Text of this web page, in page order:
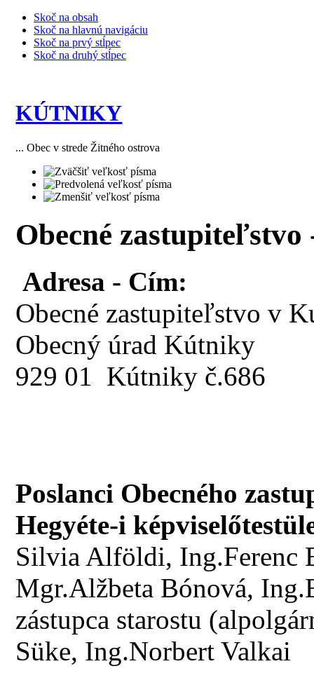
Skoč na obsah
Skoč na hlavnú navigáciu
Skoč na prvý stĺpec
Skoč na druhý stĺpec
KÚTNIKY
... Obec v strede Žitného ostrova
Obecné
Adresa - Cím:
Obecné zastupiteľstvo v
Obecný úrad Kútniky
929 01 Kútniky č.686
Poslanci Obecného
Hegyéte-i
Silvia Alföldi, Ing.Ferenc
Mgr.Alžbeta Bónová,
zástupca starostu
Süke, Ing.Norbert Valkai